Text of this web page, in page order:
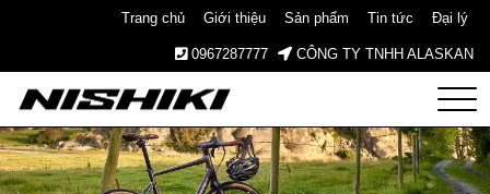
Trang chủ Giới thiệu Sản phẩm Tin tức Đại lý
0967287777 CÔNG TY TNHH ALASKAN
Nishiki